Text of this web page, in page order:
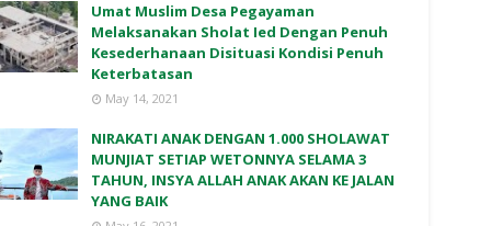
Umat Muslim Desa Pegayaman
Melaksanakan Sholat Ied Dengan Penuh
Kesederhanaan Disituasi Kondisi Penuh
Keterbatasan
May 14, 2021
NIRAKATI ANAK DENGAN 1.000 SHOLAWAT
MUNJIAT SETIAP WETONNYA SELAMA 3
TAHUN, INSYA ALLAH ANAK AKAN KE JALAN
YANG BAIK